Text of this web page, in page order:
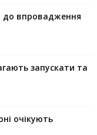
до впровадження
запускaти та
очікують